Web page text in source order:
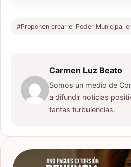
#Proponen crear el Poder Municipal
Carmen Luz Beato
Somos un medio de
a difundir noticias
tantas turbulencias.